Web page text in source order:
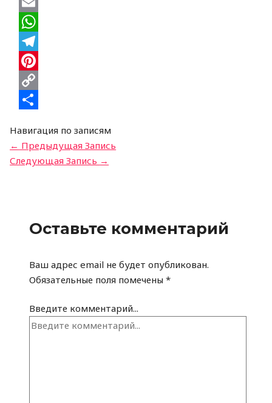
Email
WhatsApp
Telegram
Pinterest
Copy
Навигация по записям
← Предыдущая Запись
Следующая Запись →
Оставьте комментарий
Ваш адрес email не будет опубликован.
Обязательные поля помечены*
Введите комментарий...